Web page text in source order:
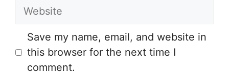
Website
Save my name, email, and website in
this browser for the next time I
comment.